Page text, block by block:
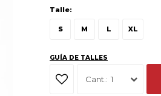
Talle:
S M L XL
GUÍA DE TALLES
1